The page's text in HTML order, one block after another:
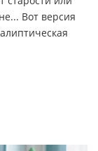
Вот версия